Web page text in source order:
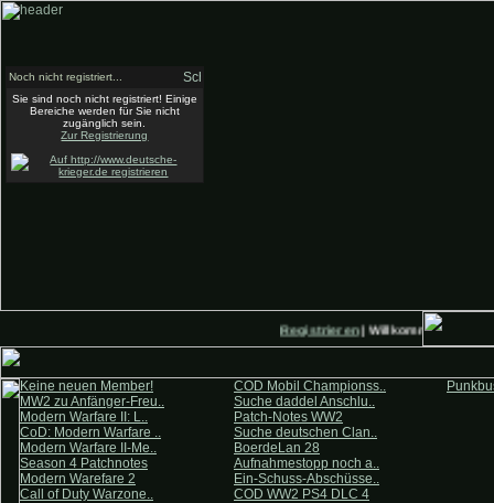
Registrieren| Willkommen auf
Keine neuen Member!
MW2 zu Anfänger-Freu..
Modern Warfare II: L..
CoD: Modern Warfare ..
Modern Warfare II-Me..
Season 4 Patchnotes
Modern Warefare 2
Call of Duty Warzone..
COD Mobil Championss..
Suche daddel Anschlu..
Patch-Notes WW2
Suche deutschen Clan..
BoerdeLan 28
Aufnahmestopp noch a..
Ein-Schuss-Abschüsse..
COD WW2 PS4 DLC 4
Noch nicht registriert...
Sie sind noch nicht registriert! Einige
Bereiche werden für Sie nicht
zugänglich sein.
Zur Registrierung